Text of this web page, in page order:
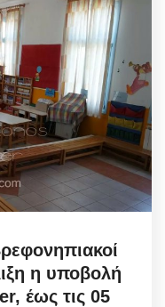
η υποβολή
έως τις 05